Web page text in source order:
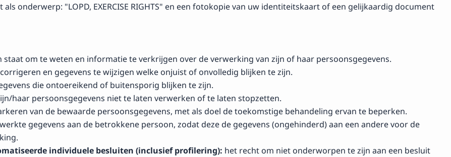
onderwerp: "LOPD, EXERCISE RIGHTS" en een fotokopie van uw identiteitskaart of een gelijkaardig document
om te weten en informatie te verkrijgen over de verwerking van zijn of haar persoonsgegevens.
en gegevens te wijzigen welke onjuist of onvolledig blijken te zijn.
die ontoereikend of buitensporig blijken te zijn.
haar persoonsgegevens niet te laten verwerken of te laten stopzetten.
van de bewaarde persoonsgegevens, met als doel de toekomstige behandeling ervan te beperken.
gegevens aan de betrokkene persoon, zodat deze de gegevens (ongehinderd) aan een andere voor de
individuele besluiten (inclusief profilering): het recht om niet onderworpen te zijn aan een besluit